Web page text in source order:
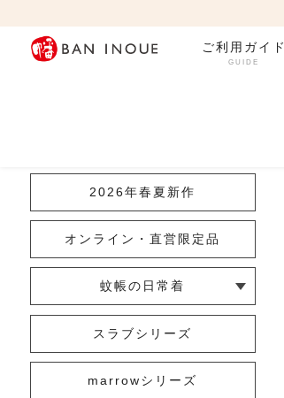
ご利用ガイド
GUIDE
2026年春夏新作
オンライン・直営限定品
蚊帳の日常着
└ インナー
└ トップス
└ ワンピース
└ スカート
└ 羽織りもの
└ キッズ・ベビースラブシリーズ
marrowシリーズ